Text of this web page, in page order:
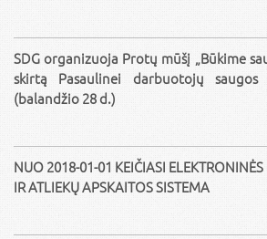
SDG organizuoja Protų mūšį „Būkime
skirtą Pasaulinei darbuotojų
(balandžio 28 d.)
NUO 2018-01-01 KEIČIASI
IR ATLIEKŲ APSKAITOS SISTEMA